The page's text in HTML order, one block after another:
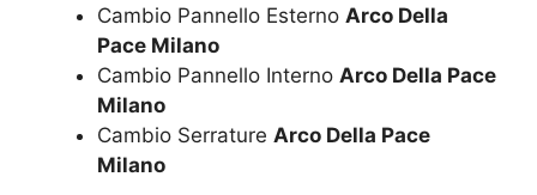
Cambio Pannello Esterno Arco Della
Pace Milano
Cambio Pannello Interno Arco Della Pace
Milano
Cambio Serrature Arco Della Pace
Milano